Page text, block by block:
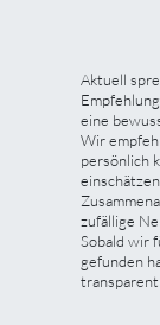
Aktuell
eine
Wir
persönlich
zufällige
Sobald wir
gefunden